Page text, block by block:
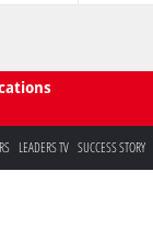
LEADERS TV SUCCESS STORY